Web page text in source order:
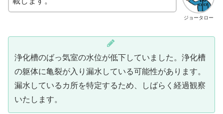
ジョータロー
浄化槽のばっ気室の水位が低下していました。浄化槽
の躯体に亀裂が入り漏水している可能性があります。
漏水しているカ所を特定するため、しばらく経過観察
いたします。